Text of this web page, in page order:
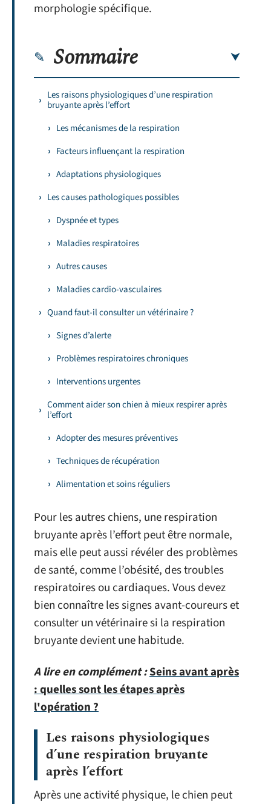
morphologie spécifique.
Sommaire
Les raisons physiologiques d’une respiration
bruyante après l’effort
Les mécanismes de la respiration
Facteurs influençant la respiration
Adaptations physiologiques
Les causes pathologiques possibles
Dyspnée et types
Maladies respiratoires
Autres causes
Maladies cardio-vasculaires
Quand faut-il consulter un vétérinaire ?
Signes d’alerte
Problèmes respiratoires chroniques
Interventions urgentes
Comment aider son chien à mieux respirer après
l’effort
Adopter des mesures préventives
Techniques de récupération
Alimentation et soins réguliers
Pour les autres chiens, une respiration
bruyante après l’effort peut être normale,
mais elle peut aussi révéler des problèmes
de santé, comme l’obésité, des troubles
respiratoires ou cardiaques. Vous devez
bien connaître les signes avant-coureurs et
consulter un vétérinaire si la respiration
bruyante devient une habitude.
A lire en complément :Seins avant après
: quelles sont les étapes après
l'opération ?
Les raisons physiologiques
d’une respiration bruyante
après l’effort
Après une activité physique, le chien peut